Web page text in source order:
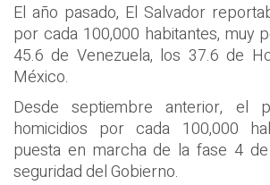
El año pasado, El Salvador
por cada 100,000 habitantes, muy
45.6 de Venezuela, los 37.6 de
México.
Desde septiembre anterior, el
homicidios por cada 100,000
puesta en marcha de la fase 4
seguridad del Gobierno.